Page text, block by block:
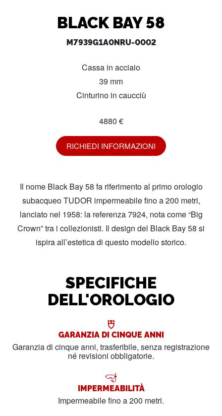
BLACK BAY 58
M7939G1A0NRU-0002
Cassa in acciaio
39 mm
Cinturino in caucciù
4880 €
RICHIEDI INFORMAZIONI
Il nome Black Bay 58 fa riferimento al primo orologio
subacqueo TUDOR impermeabile fino a 200 metri,
lanciato nel 1958: la referenza 7924, nota come “Big
Crown” tra i collezionisti. Il design del Black Bay 58 si
ispira all’estetica di questo modello storico.
SPECIFICHE
DELL'OROLOGIO
GARANZIA DI CINQUE ANNI
Garanzia di cinque anni, trasferibile, senza registrazione
né revisioni obbligatorie.
IMPERMEABILITÀ
Impermeabile fino a 200 metri.